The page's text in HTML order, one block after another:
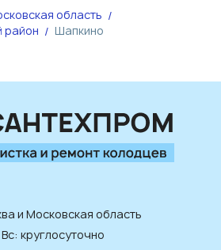
область
район
Шапкино
и Московская область
круглосуточно